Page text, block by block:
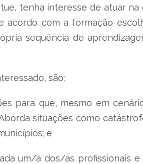
tenha interesse de atuar
com a formação
sequência de
são:
para que, mesmo em
situações como
e
um/a dos/as profissionais